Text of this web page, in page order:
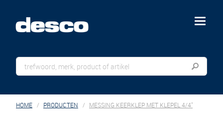
menu
HOME PRODUCTEN MESSING KEERKLEP MET KLEPEL 4/4"